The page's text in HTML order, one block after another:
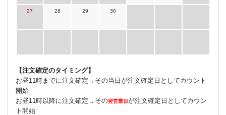
27 28 29 30
【注文確定のタイミング】
お昼11時までに注文確定→その当日が注文確定日としてカウント
開始
お昼11時以降に注文確定→その翌営業日が注文確定日としてカウン
ト開始